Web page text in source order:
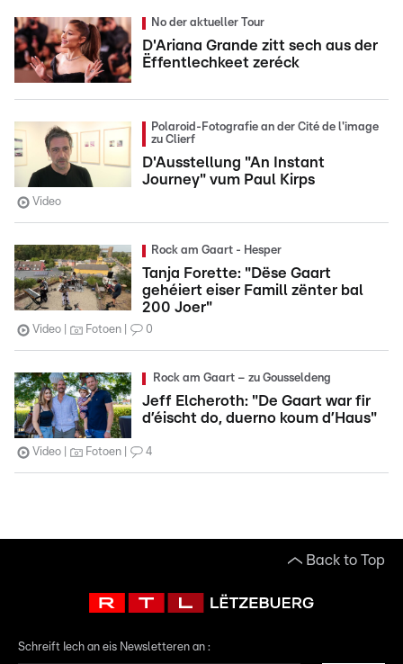
No der aktueller Tour
D'Ariana Grande zitt sech aus der
Ëffentlechkeet zeréck
Polaroid-Fotografie an der Cité de l'image
zu Clierf
D'Ausstellung "An Instant
Journey" vum Paul Kirps
Video
Rock am Gaart - Hesper
Tanja Forette: "Dëse Gaart
gehéiert eiser Famill zënter bal
200 Joer"
Video Fotoen 0
Rock am Gaart – zu Gousseldeng
Jeff Elcheroth: "De Gaart war fir
d’éischt do, duerno koum d’Haus"
Video Fotoen 4
Back to Top
Schreift Iech an eis Newsletteren an :